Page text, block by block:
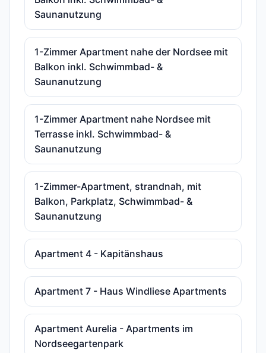
Saunanutzung
1-Zimmer Apartment nahe der Nordsee mit
Balkon inkl. Schwimmbad- &
Saunanutzung
1-Zimmer Apartment nahe Nordsee mit
Terrasse inkl. Schwimmbad- &
Saunanutzung
1-Zimmer-Apartment, strandnah, mit
Balkon, Parkplatz, Schwimmbad- &
Saunanutzung
Apartment 4 - Kapitänshaus
Apartment 7 - Haus Windliese Apartments
Apartment Aurelia - Apartments im
Nordseegartenpark